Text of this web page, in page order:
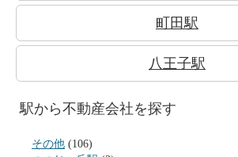
町田駅
八王子駅
駅から不動産会社を探す
その他 (106)